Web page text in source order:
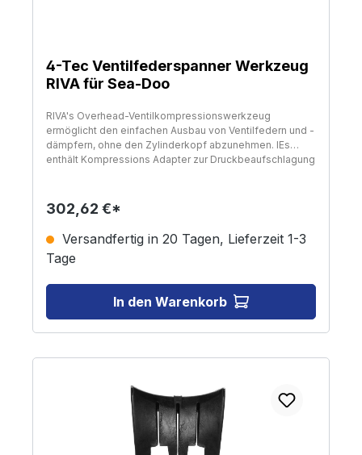
4-Tec Ventilfederspanner Werkzeug
RIVA für Sea-Doo
RIVA's Overhead-Ventilkompressionswerkzeug
ermöglicht den einfachen Ausbau von Ventilfedern und -
dämpfern, ohne den Zylinderkopf abzunehmen. IEs
enthält Kompressions Adapter zur Druckbeaufschlagung
Steckschlüssel notwendig.
302,62 €*
Versandfertig in 20 Tagen, Lieferzeit 1-3
Tage
In den Warenkorb